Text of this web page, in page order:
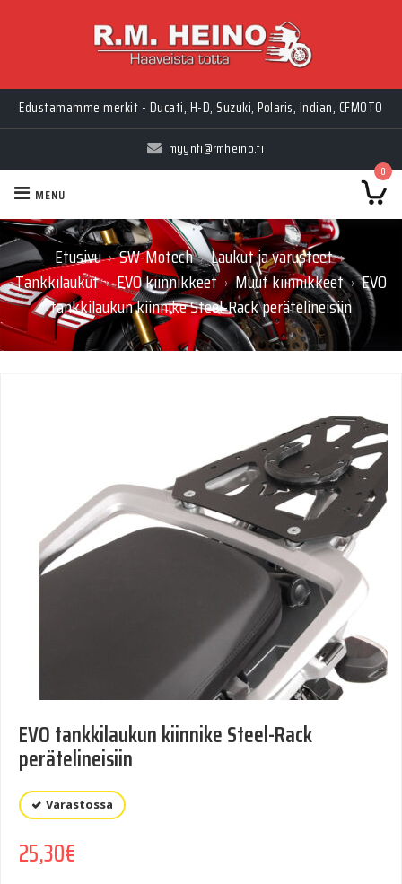
Edustamamme merkit - Ducati, H-D, Suzuki, Polaris, Indian, CFMOTO
myynti@rmheino.fi
0
MENU
Etusivu › SW-Motech › Laukut ja varusteet ›
Tankkilaukut › EVO kiinnikkeet › Muut kiinnikkeet › EVO
tankkilaukun kiinnike Steel-Rack perätelineisiin
EVO tankkilaukun kiinnike Steel-Rack
perätelineisiin
Varastossa
25,30€